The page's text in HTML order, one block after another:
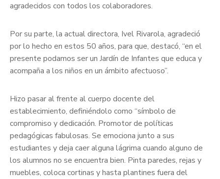
agradecidos con todos los colaboradores.
Por su parte, la actual directora, Ivel Rivarola, agradeció
por lo hecho en estos 50 años, para que, destacó, “en el
presente podamos ser un Jardín de Infantes que educa y
acompaña a los niños en un ámbito afectuoso”.
Hizo pasar al frente al cuerpo docente del
establecimiento, definiéndolo como “símbolo de
compromiso y dedicación. Promotor de políticas
pedagógicas fabulosas. Se emociona junto a sus
estudiantes y deja caer alguna lágrima cuando alguno de
los alumnos no se encuentra bien. Pinta paredes, rejas y
muebles, coloca cortinas y hasta plantines fuera del